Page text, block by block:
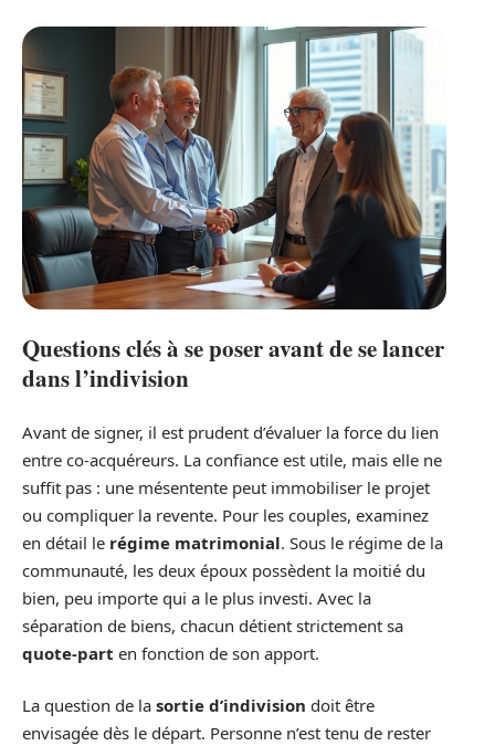
Questions clés à se poser avant de se lancer
dans l’indivision
Avant de signer, il est prudent d’évaluer la force du lien
entre co-acquéreurs. La confiance est utile, mais elle ne
suffit pas : une mésentente peut immobiliser le projet
ou compliquer la revente. Pour les couples, examinez
en détail le régime matrimonial. Sous le régime de la
communauté, les deux époux possèdent la moitié du
bien, peu importe qui a le plus investi. Avec la
séparation de biens, chacun détient strictement sa
quote-part en fonction de son apport.
La question de la sortie d’indivision doit être
envisagée dès le départ. Personne n’est tenu de rester